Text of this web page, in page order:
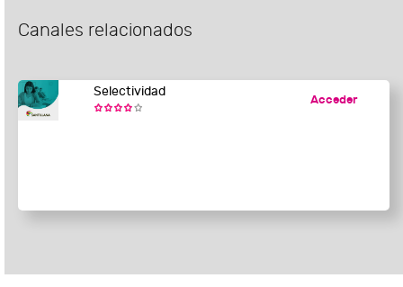
Canales relacionados
Selectividad
Acceder